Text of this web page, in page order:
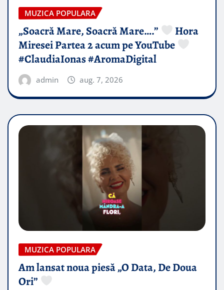
MUZICA POPULARA
„Soacră Mare, Soacră Mare….”
Hora
Miresei Partea 2 acum pe YouTube
#ClaudiaIonas #AromaDigital
admin aug. 7, 2026
MUZICA POPULARA
Am lansat noua piesă „O Data, De Doua
Ori”